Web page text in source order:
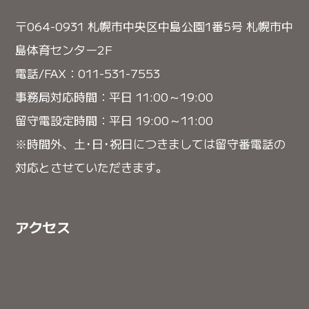
〒064-0931 札幌市中央区中島公園1番5号 札幌市中
島体育センター2F
電話/FAX：011-531-7553
事務局対応時間：平日 11:00～19:00
留守電設定時間：平日 19:00～11:00
※時間外、土･日･祝日につきましては留守番電話の
対応とさせていただきます。
アクセス